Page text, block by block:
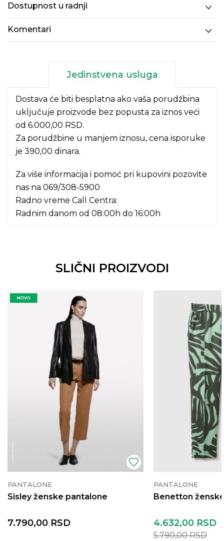
Dostupnost u radnji
Komentari
Jedinstvena usluga
Dostava će biti besplatna ako vaša porudžbina
uključuje proizvode bez popusta za iznos veći
od 6.000,00 RSD.
Za porudžbine u manjem iznosu, cena isporuke
je 390,00 dinara.
Za više informacija i pomoć pri kupovini pozovite
nas na 069/308-5900
Radno vreme Call Centra:
Radnim danom od 08:00h do 16:00h
SLIČNI PROIZVODI
PANTALONE
Sisley ženske pantalone
7.790,00 RSD
PANTALONE
Benetton
4.632,00 RSD
5.790,00RSD